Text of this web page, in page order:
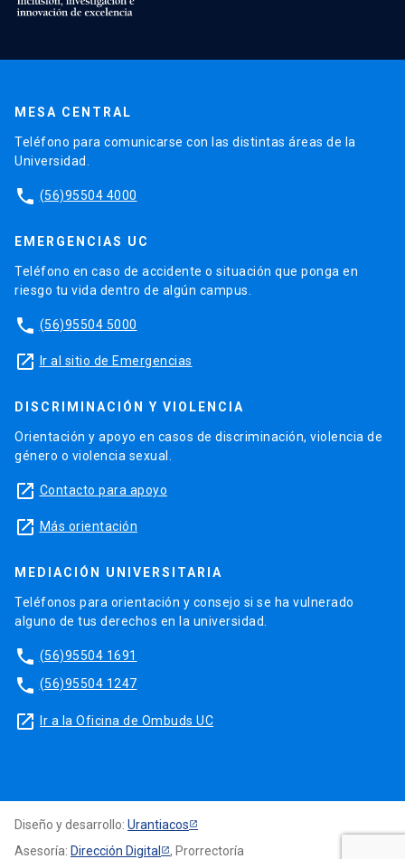
MESA CENTRAL
Teléfono para comunicarse con las distintas áreas de la
Universidad.
phone (56)95504 4000
EMERGENCIAS UC
Teléfono en caso de accidente o situación que ponga en
riesgo tu vida dentro de algún campus.
phone (56)95504 5000
launch Ir al sitio de Emergencias
DISCRIMINACIÓN Y VIOLENCIA
Orientación y apoyo en casos de discriminación, violencia de
género o violencia sexual.
launch Contacto para apoyo
launch Más orientación
MEDIACIÓN UNIVERSITARIA
Teléfonos para orientación y consejo si se ha vulnerado
alguno de tus derechos en la universidad.
phone (56)95504 1691
phone (56)95504 1247
launch Ir a la Oficina de Ombuds UC
Diseño y desarrollo: Urantiacos
Asesoría: Dirección Digital , Prorrectoría